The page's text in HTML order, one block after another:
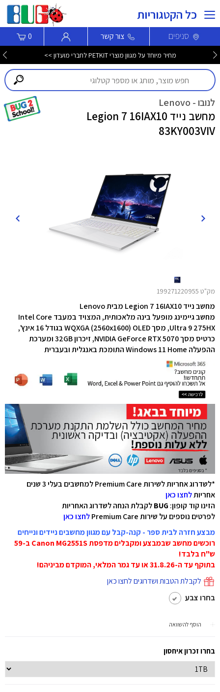
כל הקטגוריות
סניפים צור קשר 0
מחיר מיוחד על מגוון מוצרי PETKIT לחברי מועדון >>
לנובו - Lenovo
מחשב נייד Legion 7 16IAX10
83KY003VIV
מק"ט 199271220955
מחשב נייד Legion 7 16IAX10 מבית Lenovo
מחשב גיימינג מופעל בינה מלאכותית, המצויד במעבד Intel Core
Ultra 9 275HX, מסך WQXGA (2560x1600) OLED בגודל 16 אינץ',
כרטיס מסך NVIDIA GeForce RTX 5070, זיכרון 32GB ומערכת
ההפעלה Windows 11 Home התומכת באנגלית ובעברית
*לשדרוג אחריות לשירות Premium Care למחשבים בעלי 3 שנים
אחריותלחצו כאן
הזינו קוד קופון: BUGלקבלת הנחה לשדרוג האחריות
לפרטים נוספים על שירות Premium Care
לחצו כאן
מבצע חזרה לבית ספר - קנה-קבל עם מגוון מחשבים ניידים ונייחים
רוכשים מחשב שבמבצע ומקבלים מדפסת Canon MG2551S ב-59
ש"ח בלבד!
בתוקף עד ה-31.8.26 או עד גמר המלאי, המוקדם מביניהם!
לקבלת הטבות ושדרוגים לחצו כאן
בחרו צבע
הוסף להשוואה
בחרו זכרון איחסון